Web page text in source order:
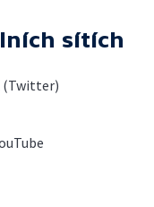
sítích
(Twitter)